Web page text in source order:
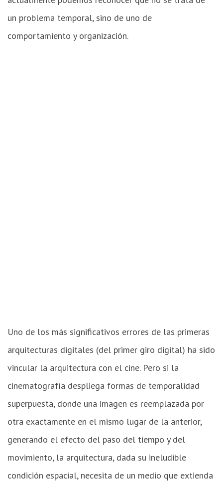
un problema temporal, sino de uno de
comportamiento y organización.
Uno de los más significativos errores de las primeras
arquitecturas digitales (del primer giro digital) ha sido
vincular la arquitectura con el cine. Pero si la
cinematografía despliega formas de temporalidad
superpuesta, donde una imagen es reemplazada por
otra exactamente en el mismo lugar de la anterior,
generando el efecto del paso del tiempo y del
movimiento, la arquitectura, dada su ineludible
condición espacial, necesita de un medio que extienda